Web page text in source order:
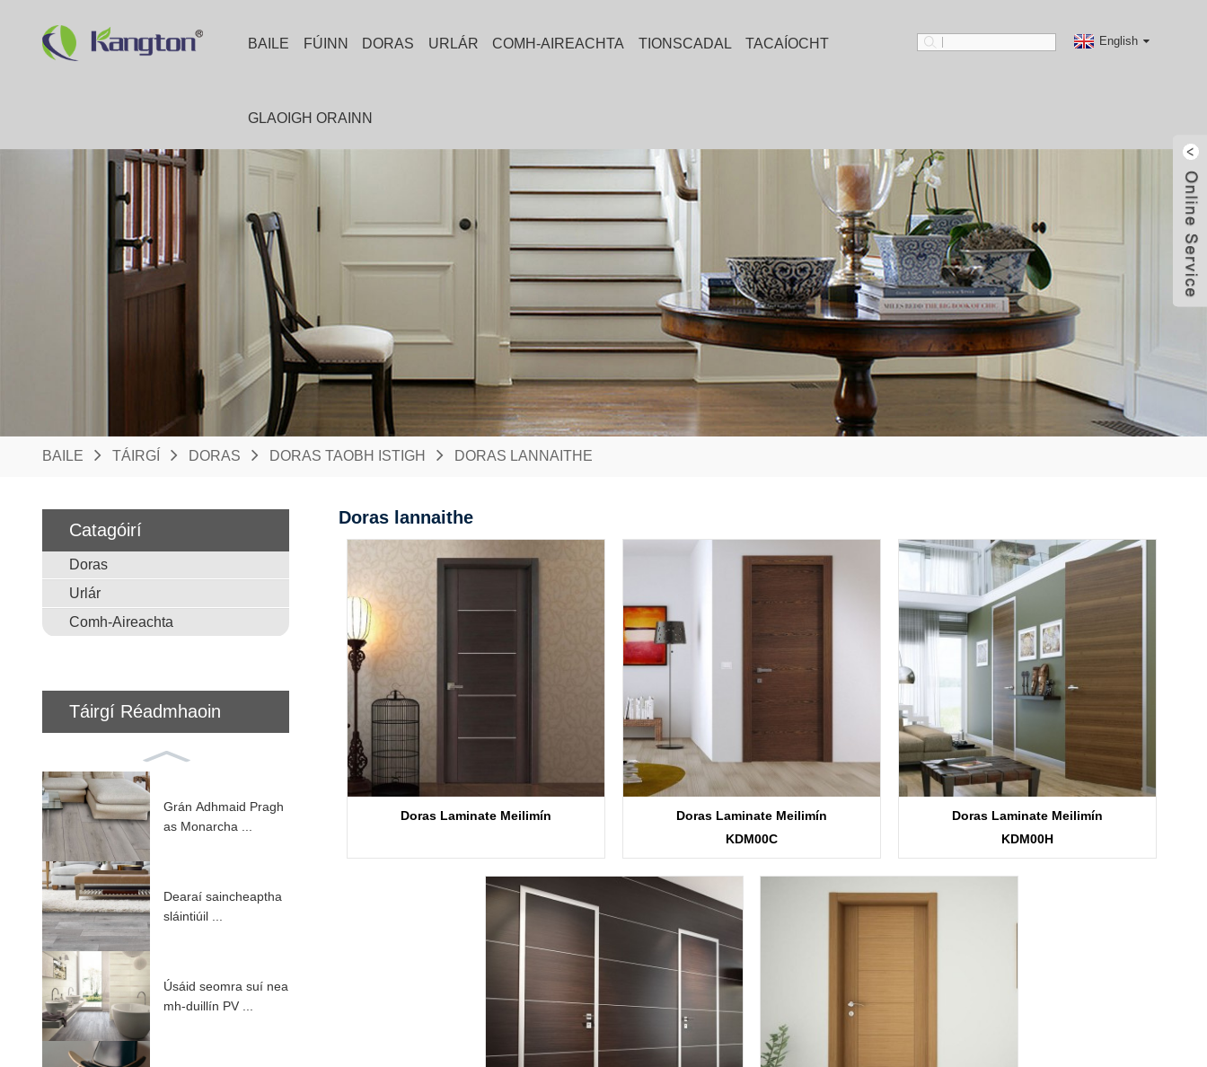
BAILE FÚINN DORAS URLÁR COMH-AIREACHTA TIONSCADAL TACAÍOCHT
GLAOIGH ORAINN
English
BAILE TÁIRGÍ DORAS DORAS TAOBH ISTIGH DORAS LANNAITHE
Catagóirí
Doras
Urlár
Comh-Aireachta
Táirgí Réadmhaoin
Grán Adhmaid Pragh
as Monarcha ...
Dearaí saincheaptha
sláintiúil ...
Úsáid seomra suí nea
mh-duillín PV ...
Doras lannaithe
Doras Laminate Meilimín
KDM42
Doras Laminate Meilimín
KDM00C
Doras Laminate Meilimín
KDM00H